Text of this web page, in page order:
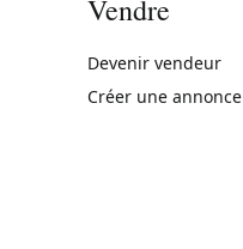
Vendre
Devenir vendeur
Créer une annonce